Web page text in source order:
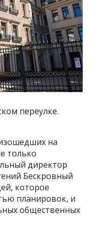
переулке.
на
только
директор
Бескровный
которое
планировок, и
общественных